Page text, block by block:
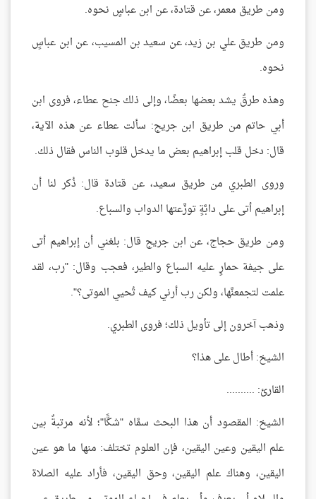
ومن طريق معمر، عن قتادة، عن ابن عباسٍ نحوه.
ومن طريق علي بن زيد، عن سعيد بن المسيب، عن ابن عباسٍ
نحوه.
وهذه طرقٌ يشد بعضها بعضًا، وإلى ذلك جنح عطاء، فروى ابن
أبي حاتم من طريق ابن جريج: سألت عطاء عن هذه الآية،
قال: دخل قلب إبراهيم بعض ما يدخل قلوب الناس فقال ذلك.
وروى الطبري من طريق سعيد، عن قتادة قال: ذُكر لنا أن
إبراهيم أتى على دابَّةٍ توزَّعتها الدواب والسباع.
ومن طريق حجاج، عن ابن جريج قال: بلغني أن إبراهيم أتى
على جيفة حمارٍ عليه السباع والطير، فعجب وقال: "رب، لقد
علمت لتجمعنَّها، ولكن رب أرني كيف تُحيي الموتى؟".
وذهب آخرون إلى تأويل ذلك؛ فروى الطبري.
الشيخ: أطال على هذا؟
القارئ: ..........
الشيخ: المقصود أن هذا البحث سمَّاه "شكًّا"؛ لأنه مرتبةٌ بين
علم اليقين وعين اليقين، فإن العلوم تختلف: منها ما هو عين
اليقين، وهناك علم اليقين، وحق اليقين، فأراد عليه الصلاة